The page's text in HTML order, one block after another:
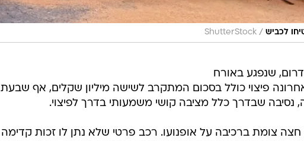
לכביש /
ShutterStock
30, תושב הדרום, שנפגע באורח
פיצוי כולל בסכום המתקרב לשישה מיליון שקלים, אף שבעת
נסיבה שבדרך כלל מציבה קושי משמעותי בדרך לפיצוי.
צומת ברכיבה על אופנועו. רכב פרטי שלא נתן לו זכות קדימה